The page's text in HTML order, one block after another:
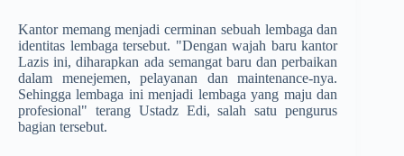
Kantor memang menjadi cerminan sebuah lembaga dan
identitas lembaga tersebut. "Dengan wajah baru kantor
Lazis ini, diharapkan ada semangat baru dan perbaikan
dalam menejemen, pelayanan dan maintenance-nya.
Sehingga lembaga ini menjadi lembaga yang maju dan
profesional" terang Ustadz Edi, salah satu pengurus
bagian tersebut.